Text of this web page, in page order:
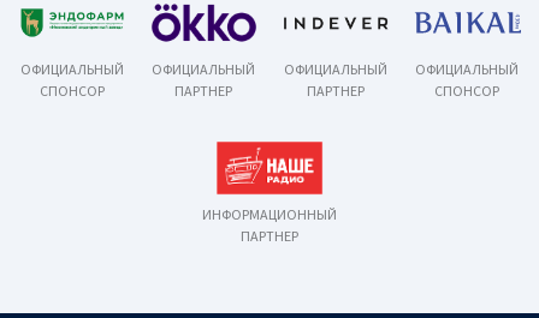
ОФИЦИАЛЬНЫЙ
СПОНСОР
ОФИЦИАЛЬНЫЙ
ПАРТНЕР
ОФИЦИАЛЬНЫЙ
ПАРТНЕР
ОФИЦИАЛЬНЫЙ
СПОНСОР
ИНФОРМАЦИОННЫЙ
ПАРТНЕР